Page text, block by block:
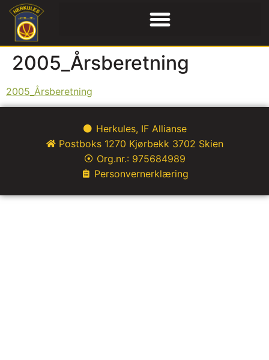
2005_Årsberetning
2005_Årsberetning
Herkules, IF Allianse
Postboks 1270 Kjørbekk 3702 Skien
Org.nr.: 975684989
Personvernerklæring